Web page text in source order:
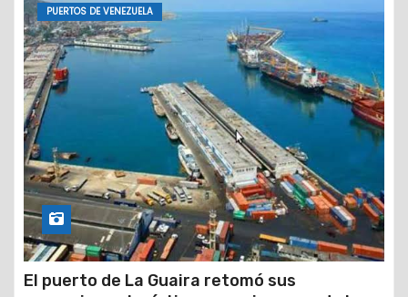
PUERTOS DE VENEZUELA
El puerto de La Guaira retomó sus